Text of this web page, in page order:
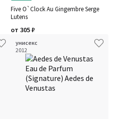
Five O`Clock Au Gingembre Serge
Lutens
от 305₽
унисекс
2012